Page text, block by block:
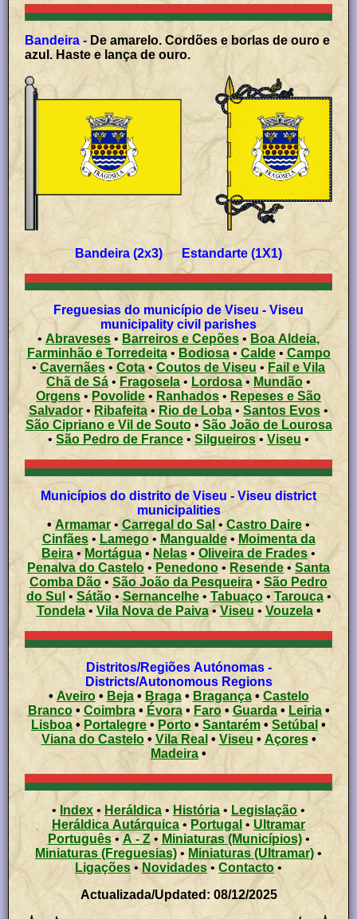
Bandeira - De amarelo. Cordões e borlas de ouro e
azul. Haste e lança de ouro.
Bandeira (2x3) Estandarte (1X1)
Freguesias do município de Viseu - Viseu
municipality civil parishes
• Abraveses • Barreiros e Cepões •Boa Aldeia,
Farminhão e Torredeita• Bodiosa•Calde• Campo
•Cavernães •Cota•Coutos de Viseu • Fail e Vila
Chã de Sá • Fragosela • Lordosa• Mundão •
Orgens • Povolide • Ranhados • Repeses e São
Salvador • Ribafeita • Rio de Loba • Santos Evos •
São Cipriano e Vil de Souto• São João de Lourosa
• São Pedro de France • Silgueiros• Viseu •
Municípios do distrito de Viseu - Viseu district
municipalities
• Armamar • Carregal do Sal • Castro Daire •
Cinfães• Lamego• Mangualde• Moimenta da
Beira • Mortágua • Nelas • Oliveira de Frades•
Penalva do Castelo • Penedono • Resende • Santa
Comba Dão• São João da Pesqueira • São Pedro
do Sul • Sátão•Sernancelhe• Tabuaço• Tarouca•
Tondela•Vila Nova de Paiva•Viseu • Vouzela •
Distritos/Regiões Autónomas -
Districts/Autonomous Regions
•Aveiro• Beja• Braga• Bragança• Castelo
Branco• Coimbra• Évora• Faro• Guarda• Leiria•
Lisboa• Portalegre • Porto • Santarém • Setúbal •
Viana do Castelo• Vila Real • Viseu • Açores •
Madeira •
• Index • Heráldica • História • Legislação •
Heráldica Autárquica•Portugal • Ultramar
Português• A - Z• Miniaturas (Municípios)•
Miniaturas (Freguesias) • Miniaturas (Ultramar) •
Ligações • Novidades •Contacto•
Actualizada/Updated: 08/12/2025